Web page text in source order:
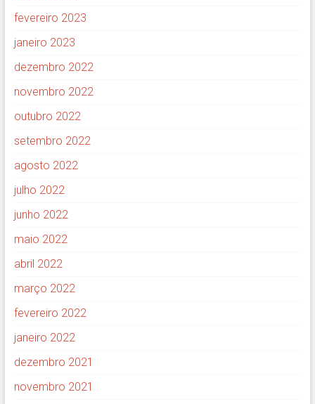
fevereiro 2023
janeiro 2023
dezembro 2022
novembro 2022
outubro 2022
setembro 2022
agosto 2022
julho 2022
junho 2022
maio 2022
abril 2022
março 2022
fevereiro 2022
janeiro 2022
dezembro 2021
novembro 2021